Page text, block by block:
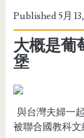
Published 5月
大概是葡
堡
與台灣夫婦一
被聯合國教科文